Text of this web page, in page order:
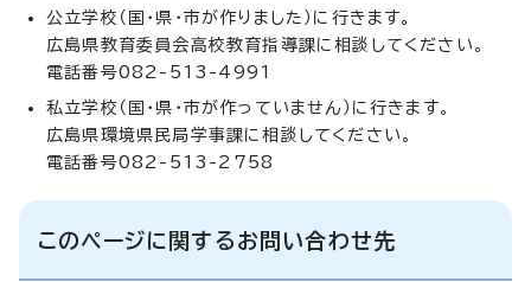
公立学校（国・県・市が作りました）に行きます。
広島県教育委員会高校教育指導課に相談してください。
電話番号082-513-4991
私立学校（国・県・市が作っていません）に行きます。
広島県環境県民局学事課に相談してください。
電話番号082-513-2758
このページに関するお問い合わせ先